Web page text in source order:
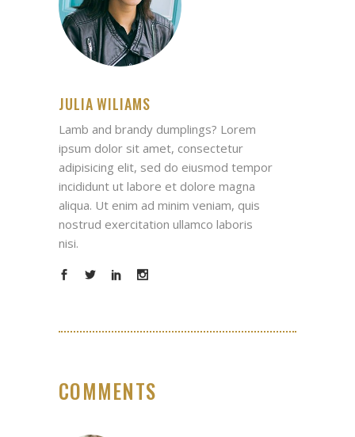
JULIA WILIAMS
Lamb and brandy dumplings? Lorem
ipsum dolor sit amet, consectetur
adipisicing elit, sed do eiusmod tempor
incididunt ut labore et dolore magna
aliqua. Ut enim ad minim veniam, quis
nostrud exercitation ullamco laboris
nisi.
COMMENTS